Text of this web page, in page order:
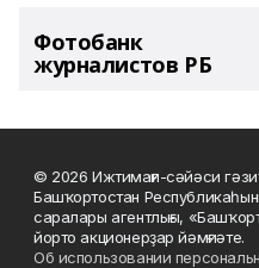
Фотобанк
журналистов РБ
© 2026 Ижтимағи-сәйәси
Башҡортостан
саралары агентлығы,
йорто акционерҙар йәмғиәте.
Об использовании